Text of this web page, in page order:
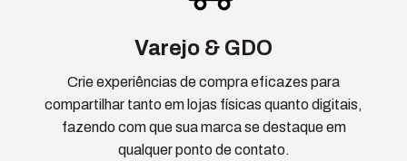
Varejo & GDO
Crie experiências de compra eficazes para
compartilhar tanto em lojas físicas quanto digitais,
fazendo com que sua marca se destaque em
qualquer ponto de contato.